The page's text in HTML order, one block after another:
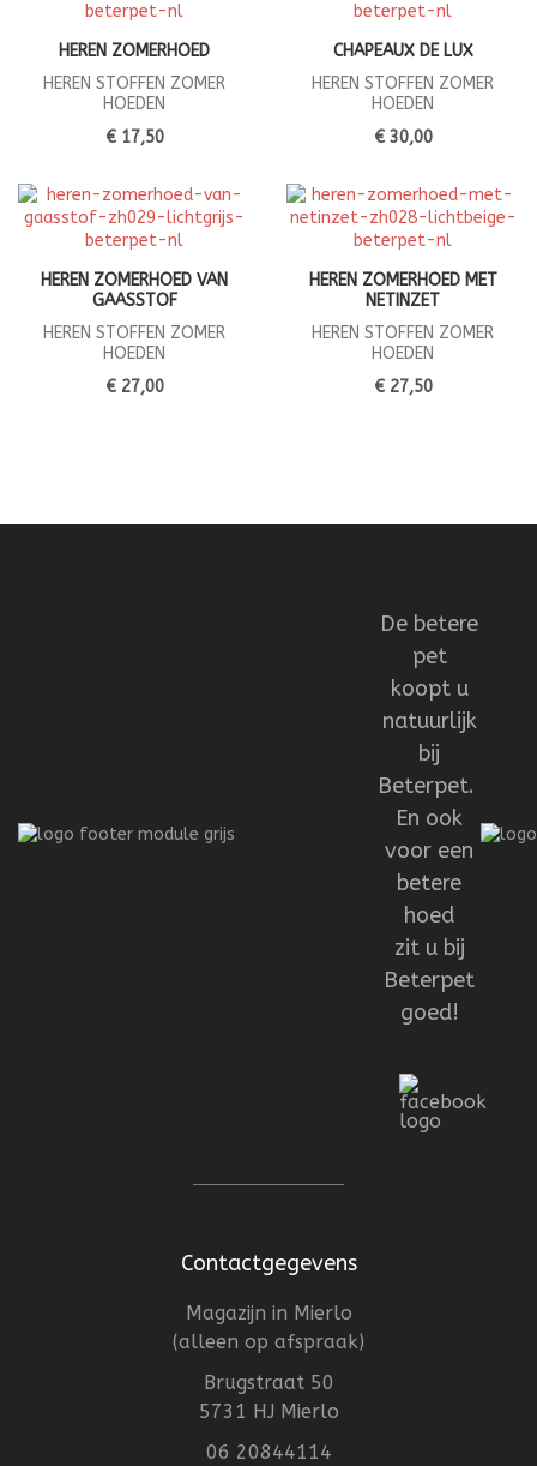
HEREN ZOMERHOED
HEREN STOFFEN ZOMER
HOEDEN
€ 17,50
CHAPEAUX DE LUX
HEREN STOFFEN ZOMER
HOEDEN
€ 30,00
HEREN ZOMERHOED VAN
GAASSTOF
HEREN STOFFEN ZOMER
HOEDEN
€ 27,00
HEREN ZOMERHOED MET
NETINZET
HEREN STOFFEN ZOMER
HOEDEN
€ 27,50
De betere
pet
koopt u
natuurlijk
bij
Beterpet.
En ook
voor een
betere
hoed
zit u bij
Beterpet
goed!
Contactgegevens
Magazijn in Mierlo
(alleen op afspraak)
Brugstraat 50
5731 HJ Mierlo
06 20844114